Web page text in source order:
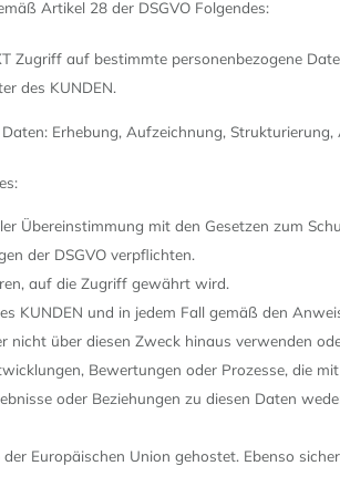
Artikel 28 der DSGVO Folgendes:
auf bestimmte personenbezogene
des KUNDEN.
Erhebung, Aufzeichnung,
Übereinstimmung mit den Gesetzen zum
der DSGVO verpflichten.
auf die Zugriff gewährt wird.
und in jedem Fall gemäß den
nicht über diesen Zweck hinaus verwenden
Bewertungen oder Prozesse, die
oder Beziehungen zu diesen Daten
Europäischen Union gehostet. Ebenso